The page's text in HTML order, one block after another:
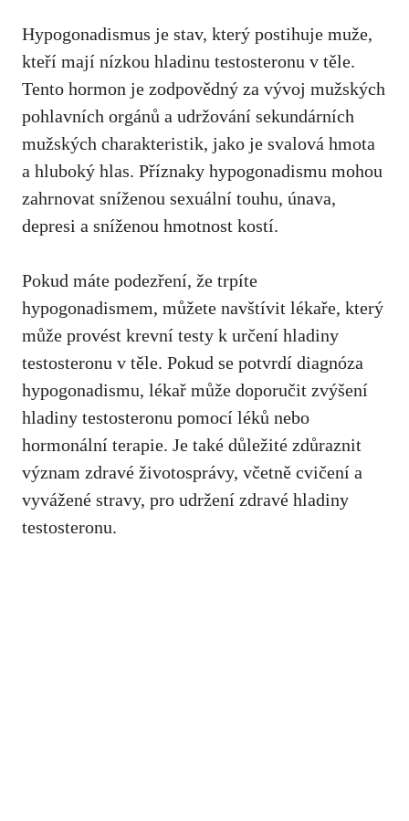
Hypogonadismus je stav, který postihuje muže,
kteří mají nízkou hladinu testosteronu v těle.
Tento hormon je zodpovědný za vývoj mužských
pohlavních orgánů a udržování sekundárních
mužských charakteristik, jako je svalová hmota
a hluboký hlas. Příznaky hypogonadismu mohou
zahrnovat sníženou sexuální touhu, únava,
depresi a sníženou hmotnost kostí.
Pokud máte podezření, že trpíte
hypogonadismem, můžete navštívit lékaře, který
může provést krevní testy k určení hladiny
testosteronu v těle. Pokud se potvrdí diagnóza
hypogonadismu, lékař může doporučit zvýšení
hladiny testosteronu pomocí léků nebo
hormonální terapie. Je také důležité zdůraznit
význam zdravé životosprávy, včetně cvičení a
vyvážené stravy, pro udržení zdravé hladiny
testosteronu.